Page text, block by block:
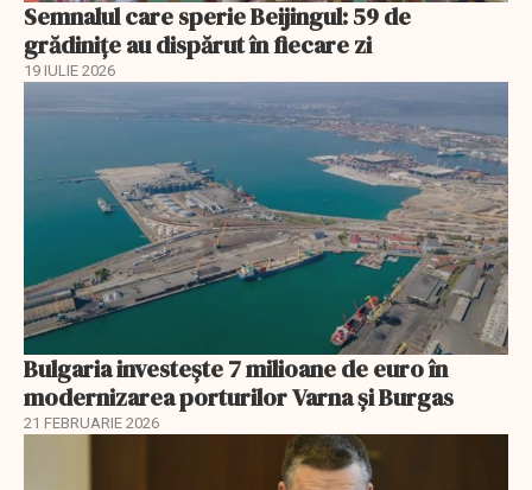
Semnalul care sperie Beijingul: 59 de
grădinițe au dispărut în fiecare zi
19 IULIE 2026
Bulgaria investește 7 milioane de euro în
modernizarea porturilor Varna și Burgas
21 FEBRUARIE 2026